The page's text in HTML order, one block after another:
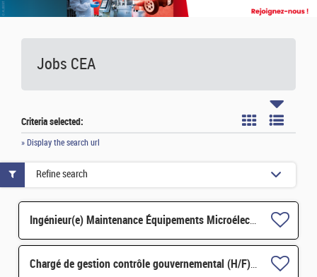
Jobs CEA
Criteria selected:
» Display the search url
Ingénieur(e) Maintenance Équipements Microélectroniques H/F
Chargé de gestion contrôle gouvernemental (H/F) H/F
Refine search